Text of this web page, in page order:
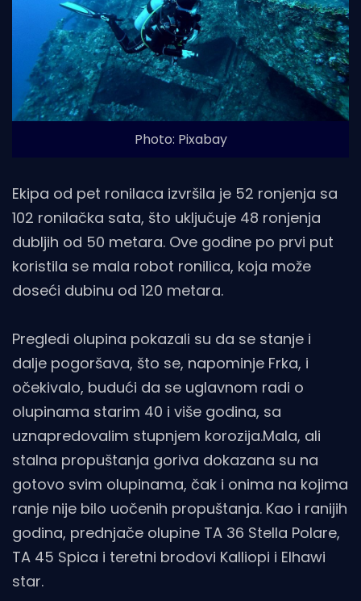
Photo: Pixabay
Ekipa od pet ronilaca izvršila je 52 ronjenja sa
102 ronilačka sata, što uključuje 48 ronjenja
dubljih od 50 metara. Ove godine po prvi put
koristila se mala robot ronilica, koja može
doseći dubinu od 120 metara.
Pregledi olupina pokazali su da se stanje i
dalje pogoršava, što se, napominje Frka, i
očekivalo, budući da se uglavnom radi o
olupinama starim 40 i više godina, sa
uznapredovalim stupnjem korozija.Mala, ali
stalna propuštanja goriva dokazana su na
gotovo svim olupinama, čak i onima na kojima
ranje nije bilo uočenih propuštanja. Kao i ranijih
godina, prednjače olupine TA 36 Stella Polare,
TA 45 Spica i teretni brodovi Kalliopi i Elhawi
star.